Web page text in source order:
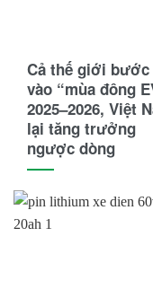
Cả thế giới bước
vào “mùa đông
2025–2026, Việt
lại tăng trưởng
ngược dòng